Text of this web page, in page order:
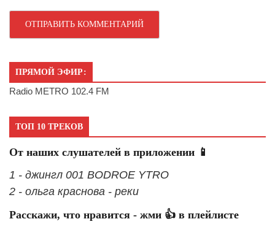
ПРЯМОЙ ЭФИР:
Radio METRO 102.4 FM
ТОП 10 ТРЕКОВ
От наших слушателей в приложении 📱
1 - джингл 001 BODROE YTRO
2 - ольга краснова - реки
Расскажи, что нравится - жми 👍 в плейлисте